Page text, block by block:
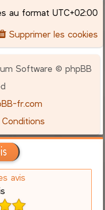
au format UTC+02:00
Supprimer les cookies
Software © phpBB
fr.com
Conditions
avis